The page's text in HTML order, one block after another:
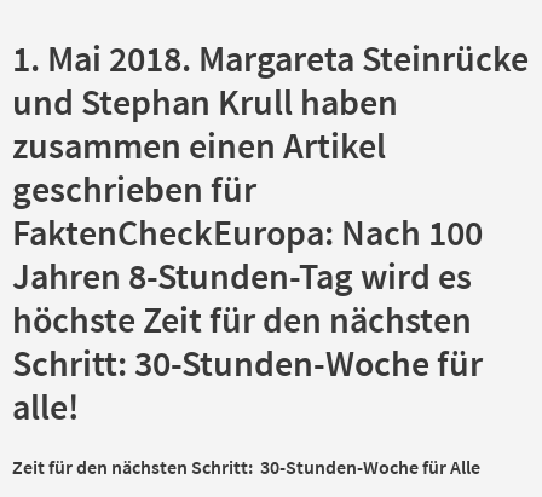
1. Mai 2018. Margareta Steinrücke
und Stephan Krull haben
zusammen einen Artikel
geschrieben für
FaktenCheckEuropa: Nach 100
Jahren 8-Stunden-Tag wird es
höchste Zeit für den nächsten
Schritt: 30-Stunden-Woche für
alle!
Zeit für den nächsten Schritt: 30-Stunden-Woche für Alle